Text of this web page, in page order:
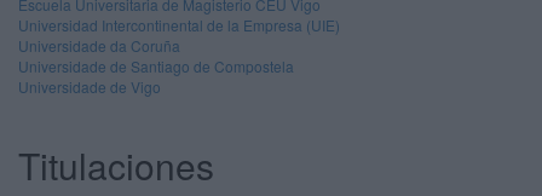
Escuela Universitaria de Magisterio CEU Vigo
Universidad Intercontinental de la Empresa (UIE)
Universidade da Coruña
Universidade de Santiago de Compostela
Universidade de Vigo
Titulaciones